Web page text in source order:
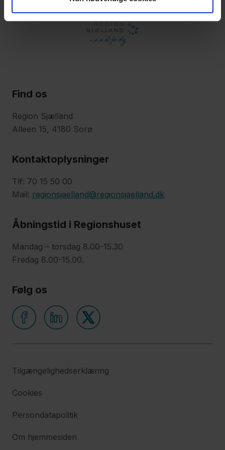
Find os
Region Sjælland
Alleen 15, 4180 Sorø
Kontaktoplysninger
Tlf: 70 15 50 00
Mail: regionsjaelland@regionsjaelland.dk
Åbningstid i Regionshuset
Mandag – torsdag 8.00-15.30
Fredag 8.00-15.00.
Følg os
Tilgængelighedserklæring
Cookies
Persondatapolitik
Om hjemmesiden